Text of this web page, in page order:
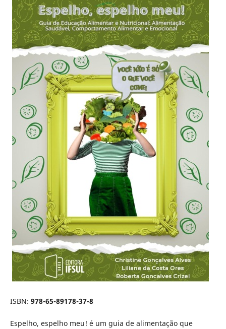
ISBN: 978-65-89178-37-8
Espelho, espelho meu! é um guia de alimentação que